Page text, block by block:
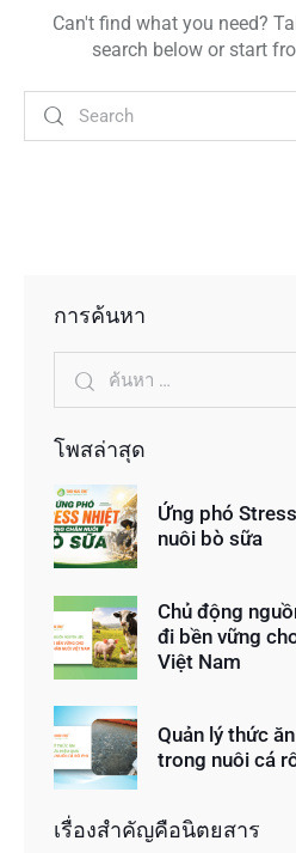
Can't find what you need?
search below or start
การค้นหา
โพสล่าสุด
Ứng phó
nuôi bò sữa
Chủ động
đi bền vững
Việt Nam
Quản lý thức
trong nuôi cá
เรื่องสำคัญคือนิตยสาร